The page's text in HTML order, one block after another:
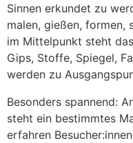
Sinnen erkundet zu
malen, gießen, formen,
im Mittelpunkt steht
Gips, Stoffe, Spiegel,
werden zu
Besonders spannend:
steht ein bestimmtes
erfahren